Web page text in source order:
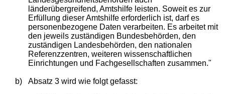
länderübergreifend, Amtshilfe leisten. Soweit es zur
Erfüllung dieser Amtshilfe erforderlich ist, darf es
personenbezogene Daten verarbeiten. Es arbeitet mit
den jeweils zuständigen Bundesbehörden, den
zuständigen Landesbehörden, den nationalen
Referenzzentren, weiteren wissenschaftlichen
Einrichtungen und Fachgesellschaften zusammen."
b) Absatz 3 wird wie folgt gefasst: